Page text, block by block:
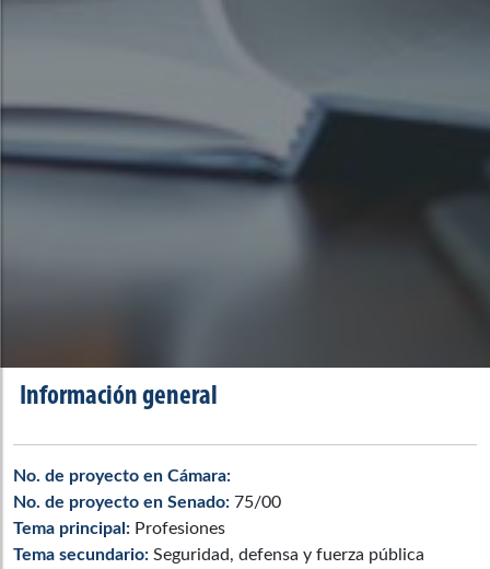
Información general
No. de proyecto en Cámara:
No. de proyecto en Senado: 75/00
Tema principal: Profesiones
Tema secundario: Seguridad, defensa y fuerza pública